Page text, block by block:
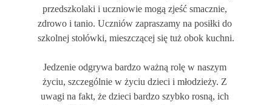
przedszkolaki i uczniowie mogą zjeść smacznie,
zdrowo i tanio. Uczniów zapraszamy na posiłki do
szkolnej stołówki, mieszczącej się tuż obok kuchni.
Jedzenie odgrywa bardzo ważną rolę w naszym
życiu, szczególnie w życiu dzieci i młodzieży. Z
uwagi na fakt, że dzieci bardzo szybko rosną, ich